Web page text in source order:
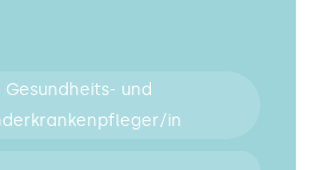
Gesundheits- und
in